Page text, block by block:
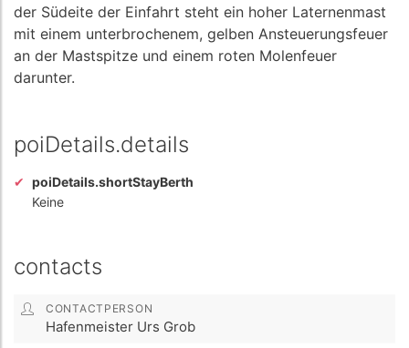
der Südeite der Einfahrt steht ein hoher Laternenmast
mit einem unterbrochenem, gelben Ansteuerungsfeuer
an der Mastspitze und einem roten Molenfeuer
darunter.
poiDetails.details
poiDetails.shortStayBerth
Keine
contacts
CONTACTPERSON
Hafenmeister Urs Grob